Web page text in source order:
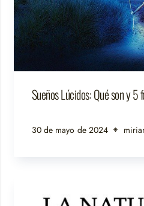
Sueños Lúcidos: Qué son y
30 de mayo de 2024